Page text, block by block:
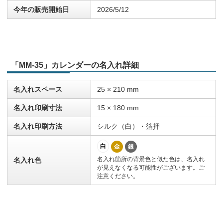
今年の販売開始日 2026/5/12
「MM-35」カレンダーの名入れ詳細
名入れスペース 25 × 210 mm
名入れ印刷寸法 15 × 180 mm
名入れ印刷方法 シルク（白）・箔押
名入れ色
白 金
銀
名入れ箇所の背景色と似た色は、名入れ
が見えなくなる可能性がございます。ご
注意ください。